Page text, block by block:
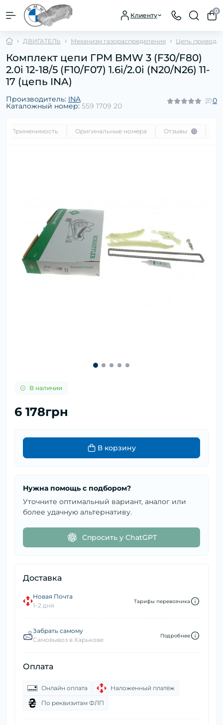
Клиенту
0
ДВИГАТЕЛЬ Механизм газораспределения Цепь привода
Комплект цепи ГРМ BMW 3 (F30/F80)
2.0i 12-18/5 (F10/F07) 1.6i/2.0i (N20/N26) 11-
17 (цепь INA)
Производитель: INA
Каталожный номер: 559 1709 20
0
Применимость Оригинальные номера Отзывы 0
В наличии
6 178грн
В корзину
Нужна помощь с подбором?
Уточните оптимальный вариант, аналог или
более удачную альтернативу.
Спросить у ChatGPT
Доставка
Новая Почта
1–2 дня
Тарифы перевозчика
Забрать самому
Самовывоз в Харькове
Подробнее
Оплата
Онлайн оплата
Наложенный платёж
По реквизитам ФЛП